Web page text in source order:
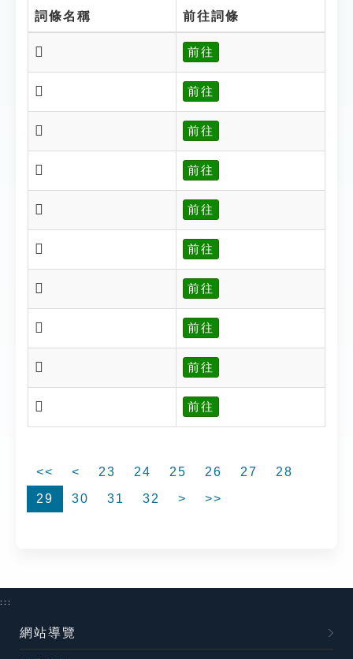
詞條名稱 前往詞條
𡫟 前往
𡫩 前往
𡫞 前往
𡫞 前往
𡫬 前往
𡫬 前往
𡫭 前往
𡫮 前往
𡫯 前往
𡫰 前往
<< < 23 24 25 26 27
28
29
30 31 32 > >>
:::
網站導覽